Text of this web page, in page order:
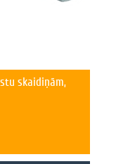
skaidiņām,